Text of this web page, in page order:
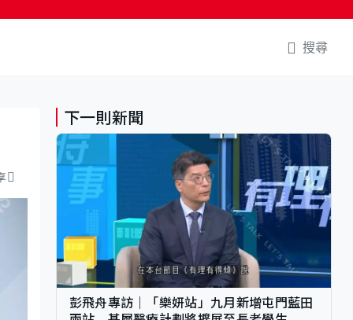
搜尋
下一則新聞
彭飛舟專訪｜「樂妍站」九月新增屯門藍田